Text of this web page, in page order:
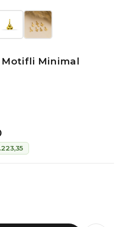
Motifli Minimal